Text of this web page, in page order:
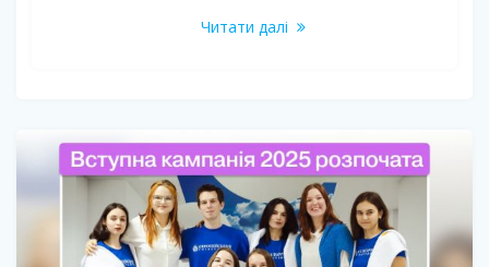
Читати далі